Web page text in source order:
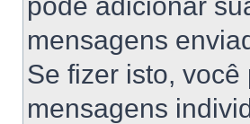
mensagens
Se fizer isto,
mensagens